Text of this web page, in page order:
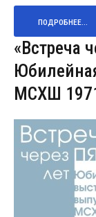
ПОДРОБНЕЕ...
«Встреча
МСХШ